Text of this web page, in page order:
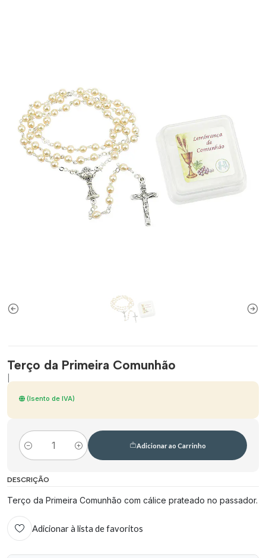
Terço da Primeira Comunhão
(Isento de IVA)
Quantidade
Adicionar ao Carrinho
DESCRIÇÃO
Terço da Primeira Comunhão com cálice prateado no passador.
Adicionar à lista de favoritos